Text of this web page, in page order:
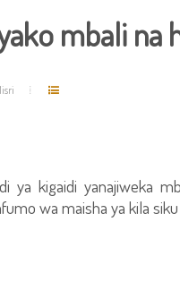
mbali na
ya kigaidi yanajiweka
wa maisha ya kila